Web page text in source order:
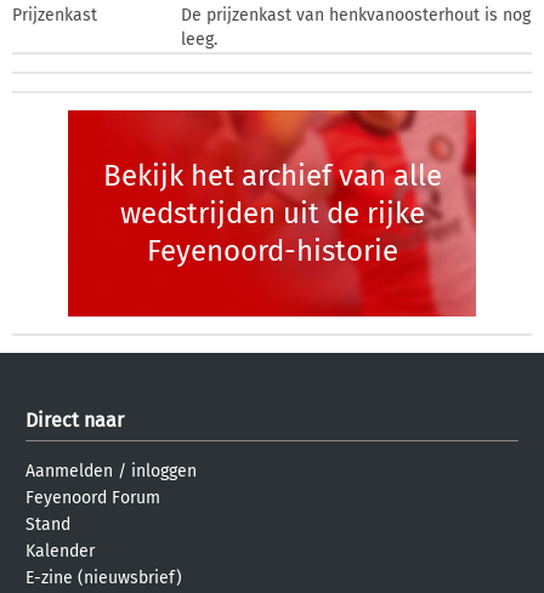
Prijzenkast
De prijzenkast van henkvanoosterhout is nog
leeg.
Bekijk het archief van alle
wedstrijden uit de rijke
Feyenoord-historie
Direct naar
Aanmelden / inloggen
Feyenoord Forum
Stand
Kalender
E-zine (nieuwsbrief)